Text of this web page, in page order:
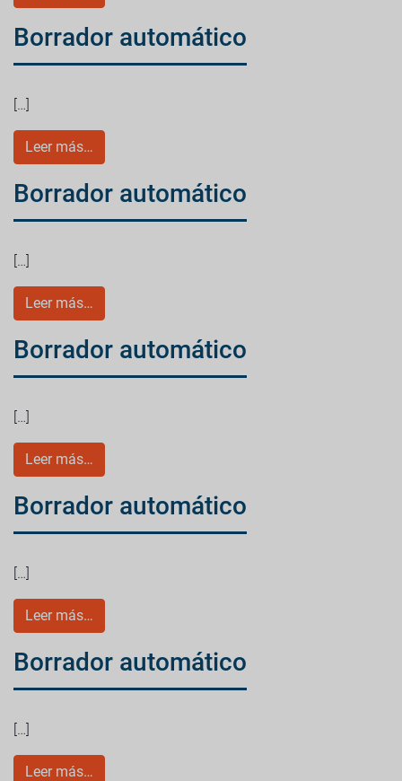
Borrador automático
[…]
Leer más…
Borrador automático
[…]
Leer más…
Borrador automático
[…]
Leer más…
Borrador automático
[…]
Leer más…
Borrador automático
[…]
Leer más…